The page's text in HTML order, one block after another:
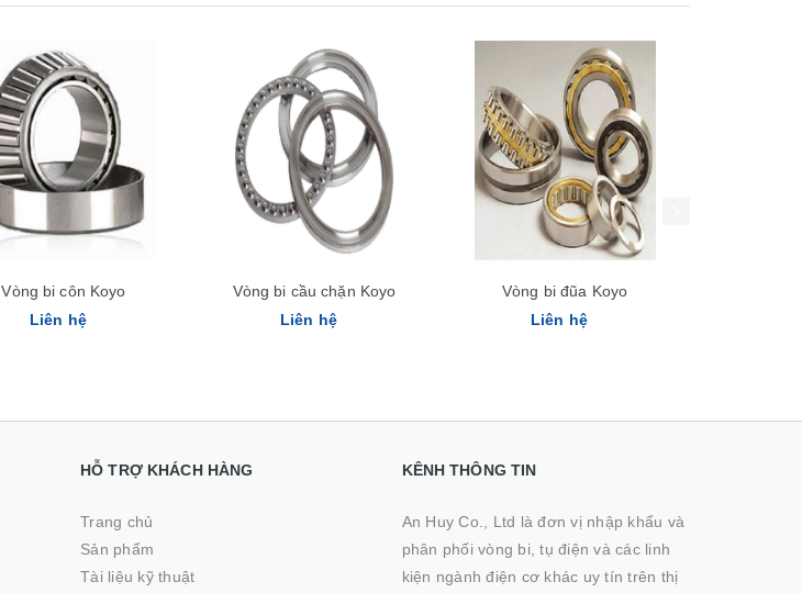
Xem nhanh Xem nhanh Xem nhanh
Vòng bi côn Koyo
Liên hệ
Vòng bi cầu chặn Koyo
Liên hệ
Vòng bi đũa Koyo
Liên hệ
HỖ TRỢ KHÁCH HÀNG
Trang chủ
Sản phẩm
Tài liệu kỹ thuật
KÊNH THÔNG TIN
An Huy Co., Ltd là đơn vị nhập khẩu và
phân phối vòng bi, tụ điện và các linh
kiện ngành điện cơ khác uy tín trên thị